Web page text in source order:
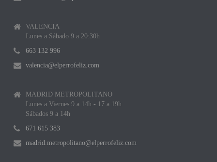
VALENCIA
Lunes a Sábado 9 a 20:30h
663 132 996
valencia@elperrofeliz.com
MADRID METROPOLITANO
Lunes a Viernes 9 a 14h - 17 a 19h
Sábados 9 a 14h
671 615 383
madrid.metropolitano@elperrofeliz.com